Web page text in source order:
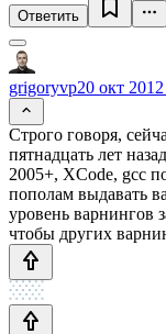
Ответить
grigoryvp20 окт
Строго говоря,
пятнадцать лет
2005+, XCode, gcc
пополам выдавать
уровень варнингов
чтобы других